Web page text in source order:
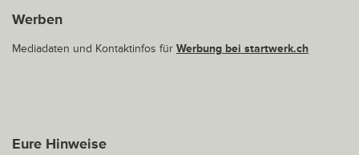
Werben
Mediadaten und Kontaktinfos für Werbung bei startwerk.ch
Eure Hinweise